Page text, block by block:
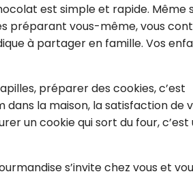
est simple et rapide. Même
préparant vous-même, vous
à partager en famille. Vos
préparer des cookies, c’est
dans la maison, la satisfaction de
un cookie qui sort du four, c’est
s’invite chez vous et
envoyer votre newsletter contenant des offres
personnalisées. Vous pourrez vous désinscrire en
désabonnement intégré dans la newsletter. Pour en
exercer vos droits, prenez connaissance de notre Charte